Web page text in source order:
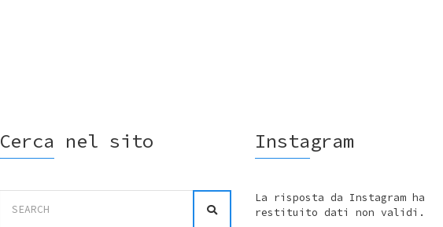
Cerca nel sito
for:
Instagram
La risposta da Instagram ha
restituito dati non validi.